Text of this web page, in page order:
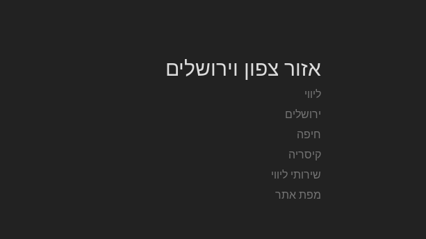
אזור צפון וירושלים
ליווי
ירושלים
חיפה
קיסריה
שירותי ליווי
מפת אתר